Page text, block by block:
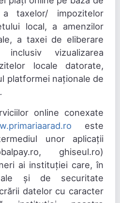
taxelor/ impozitelor
local, a amenzilor
a taxei de eliberare
inclusiv vizualizarea
locale datorate,
platformei naționale de
online conexate
este
unor aplicații
ghiseul.ro)
ai instituției care, în
și de securitate
datelor cu caracter